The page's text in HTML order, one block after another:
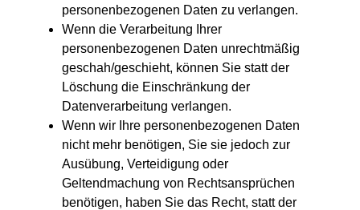
personenbezogenen Daten zu verlangen.
Wenn die Verarbeitung Ihrer
personenbezogenen Daten unrechtmäßig
geschah/geschieht, können Sie statt der
Löschung die Einschränkung der
Datenverarbeitung verlangen.
Wenn wir Ihre personenbezogenen Daten
nicht mehr benötigen, Sie sie jedoch zur
Ausübung, Verteidigung oder
Geltendmachung von Rechtsansprüchen
benötigen, haben Sie das Recht, statt der